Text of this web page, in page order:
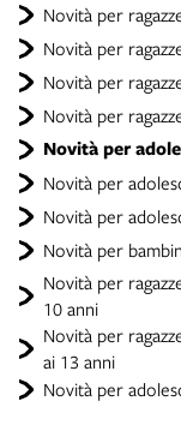
Novità per
Novità per
Novità per
Novità per
Novità per
Novità per
Novità per
Novità per
Novità per
10 anni
Novità per
ai 13 anni
Novità per